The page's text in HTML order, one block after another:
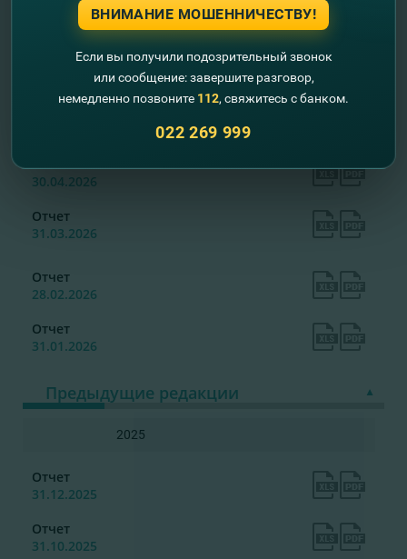
2026
Отчет
Отчет
30.04.2026
Отчет
31.03.2026
Отчет
28.02.2026
Отчет
31.01.2026
Предыдущие редакции
2025
Отчет
31.12.2025
Отчет
31.10.2025
ВНИМАНИЕ МОШЕННИЧЕСТВУ!
Если вы получили подозрительный звонок
или сообщение: завершите разговор,
немедленно позвоните 112, свяжитесь с банком.
022 269 999